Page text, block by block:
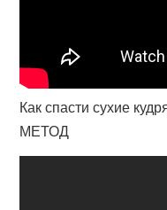
Как спасти сухие
МЕТОД